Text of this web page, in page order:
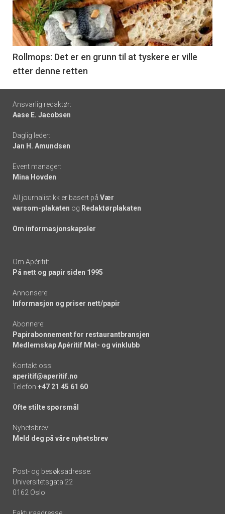
nå
-
6
Rollmops: Det er en grunn til at tyskere er ville
etter denne retten
Footer
-
links
Ansvarlig redaktør:
Aase E. Jacobsen
Daglig leder:
Jan H. Amundsen
Event manager:
Mina Hovden
All journalistikk er basert på Vær
varsom-plakaten og Redaktørplakaten
Om informasjonskapsler
Om Apéritif:
På nett og papir siden 1995
Annonsere:
Informasjon og priser nett/papir
Abonnere:
Papirabonnement for restaurantbransjen
Medlemskap Apéritif Mat- og vinklubb
Kontakt oss:
aperitif@aperitif.no
Telefon +47 21 45 61 60
Ofte stilte spørsmål
Nyhetsbrev:
Meld deg på våre nyhetsbrev
Post- og besøksadresse:
Universitetsgata 22
0162 Oslo